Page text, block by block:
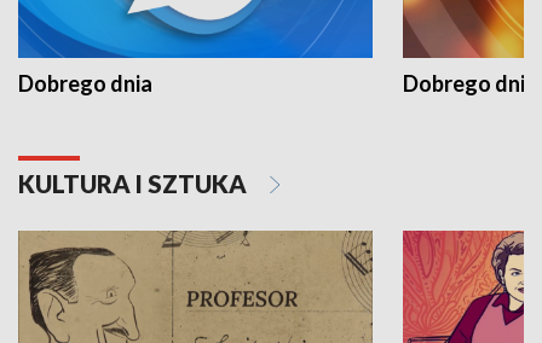
Dobrego dnia Dobrego dnia
KULTURA I SZTUKA